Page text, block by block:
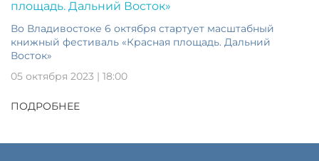
Во Владивостоке 6 октября стартует масштабный
книжный фестиваль «Красная площадь. Дальний
Восток»
05 октября 2023 | 18:00
ПОДРОБНЕЕ